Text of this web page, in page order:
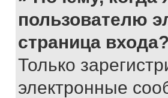
пользователю
страница входа?
Только
электронные